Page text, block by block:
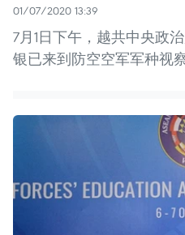
01/07/2020 13:39
7月1日下午，越共中央政
银已来到防空空军军种视察